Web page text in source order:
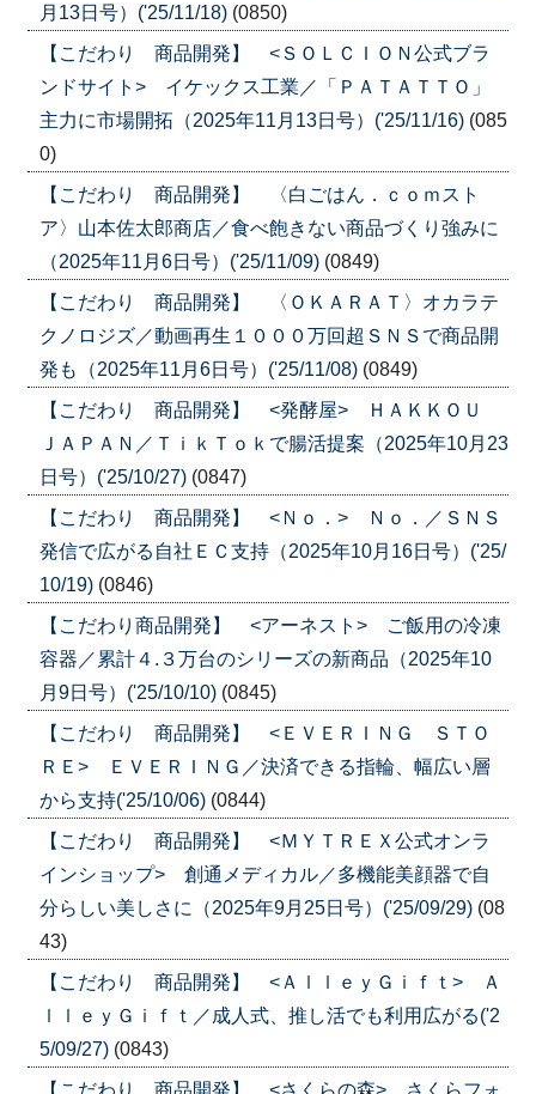
月13日号）('25/11/18) (0850)
【こだわり 商品開発】 <ＳＯＬＣＩＯＮ公式ブラ
ンドサイト> イケックス工業／「ＰＡＴＡＴＴＯ」
主力に市場開拓（2025年11月13日号）('25/11/16) (085
0)
【こだわり 商品開発】 〈白ごはん．ｃｏｍスト
ア〉山本佐太郎商店／食べ飽きない商品づくり強みに
（2025年11月6日号）('25/11/09) (0849)
【こだわり 商品開発】 〈ＯＫＡＲＡＴ〉オカラテ
クノロジズ／動画再生１０００万回超ＳＮＳで商品開
発も（2025年11月6日号）('25/11/08) (0849)
【こだわり 商品開発】 <発酵屋> ＨＡＫＫＯＵ
ＪＡＰＡＮ／ＴｉｋＴｏｋで腸活提案（2025年10月23
日号）('25/10/27) (0847)
【こだわり 商品開発】 <Ｎｏ．> Ｎｏ．／ＳＮＳ
発信で広がる自社ＥＣ支持（2025年10月16日号）('25/
10/19) (0846)
【こだわり商品開発】 <アーネスト> ご飯用の冷凍
容器／累計４.３万台のシリーズの新商品（2025年10
月9日号）('25/10/10) (0845)
【こだわり 商品開発】 <ＥＶＥＲＩＮＧ ＳＴＯ
ＲＥ> ＥＶＥＲＩＮＧ／決済できる指輪、幅広い層
から支持('25/10/06) (0844)
【こだわり 商品開発】 <ＭＹＴＲＥＸ公式オンラ
インショップ> 創通メディカル／多機能美顔器で自
分らしい美しさに（2025年9月25日号）('25/09/29) (08
43)
【こだわり 商品開発】 <ＡｌｌｅｙＧｉｆｔ> Ａ
ｌｌｅｙＧｉｆｔ／成人式、推し活でも利用広がる('2
5/09/27) (0843)
【こだわり 商品開発】 <さくらの森> さくらフォ